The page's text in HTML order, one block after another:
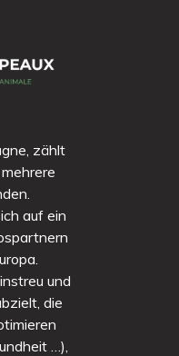
zählt
auf ein
und
die
…),